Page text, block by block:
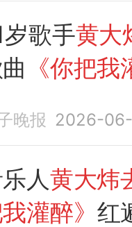
岁歌手黄大
《你把我
医
晚报 2026-
人黄大炜
灌醉》 红